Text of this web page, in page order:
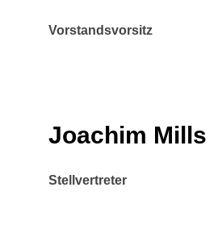
Vorstandsvorsitz
Joachim Mills
Stellvertreter